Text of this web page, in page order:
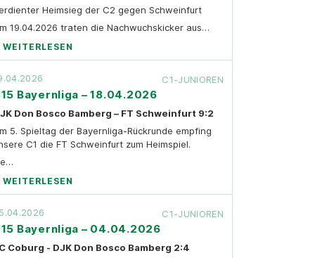
Heimsieg der C2 gegen Schweinfurt
19.04.2026 traten die Nachwuchskicker aus…
WEITERLESEN
C1-JUNIOREN
Bayernliga – 18.04.2026
Don Bosco Bamberg – FT Schweinfurt 9:2
5. Spieltag der Bayernliga-Rückrunde empfing
C1 die FT Schweinfurt zum Heimspiel.
WEITERLESEN
C1-JUNIOREN
Bayernliga – 04.04.2026
Coburg - DJK Don Bosco Bamberg 2:4